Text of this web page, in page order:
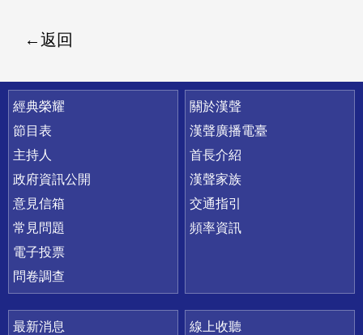
返回
快速連結
經典榮耀
節目表
主持人
政府資訊公開
意見信箱
常見問題
電子投票
問卷調查
關於漢聲
漢聲廣播電臺
首長介紹
漢聲家族
交通指引
頻率資訊
最新消息
線上收聽